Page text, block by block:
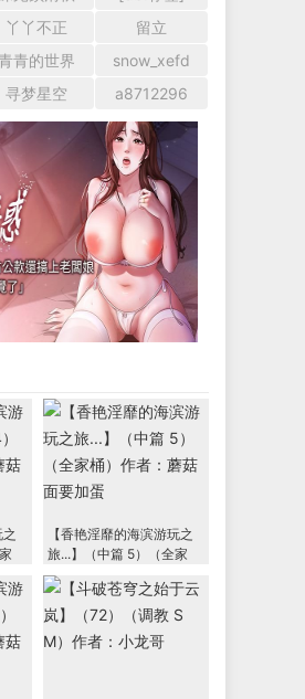
丫丫不正
留立
青的世界
snow_xefd
寻梦星空 a8712296
【香艳淫靡的海滨游玩之
旅...】（中篇 5）（全家
桶）作者：蘑菇面要加蛋